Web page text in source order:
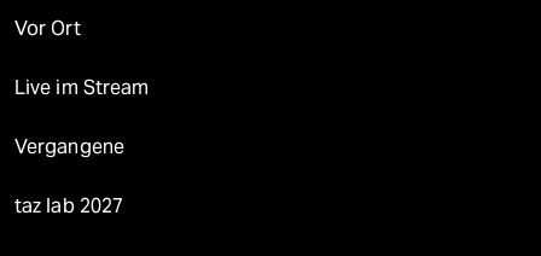
Vor Ort
Live im Stream
Vergangene
taz lab 2027